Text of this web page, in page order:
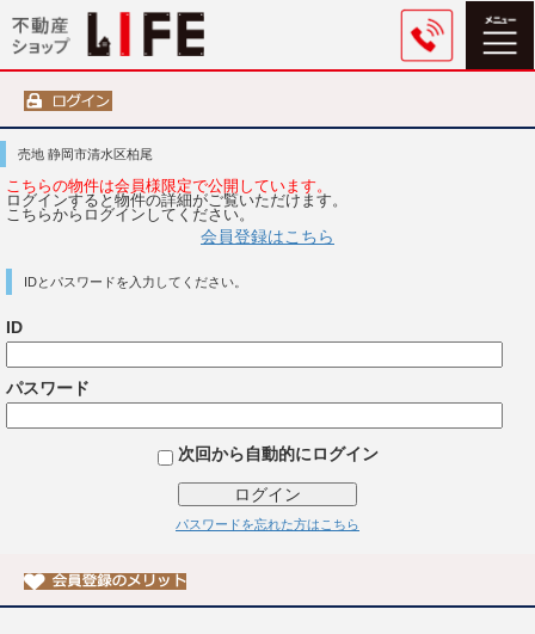
売地 静岡市清水区柏尾
こちらの物件は会員様限定で公開しています。
ログインすると物件の詳細がご覧いただけます。
こちらからログインしてください。
会員登録はこちら
IDとパスワードを入力してください。
ID
パスワード
次回から自動的にログイン
ログイン
パスワードを忘れた方はこちら